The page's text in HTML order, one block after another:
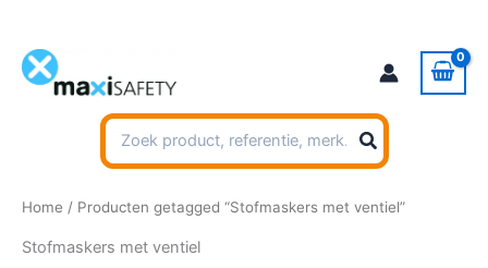
inhoud
Zoeken
naar:
Home / Producten getagged “Stofmaskers met ventiel”
Stofmaskers met ventiel